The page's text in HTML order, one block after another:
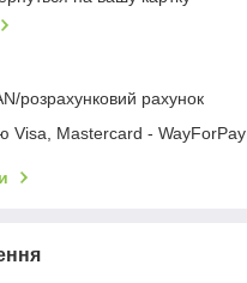
розрахунковий рахунок
Visa, Mastercard - WayForPay